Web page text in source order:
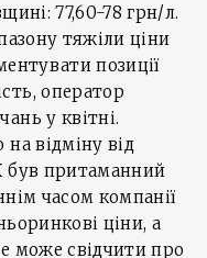
77,60-78 грн/л.
тяжіли ціни
позиції
оператор
у квітні.
відміну від
був притаманний
часом компанії
ціни, а
може свідчити про